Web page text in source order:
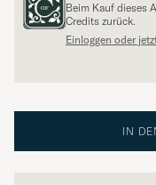
Beim Kauf dieses
Credits zurück.
Einloggen oder
IN